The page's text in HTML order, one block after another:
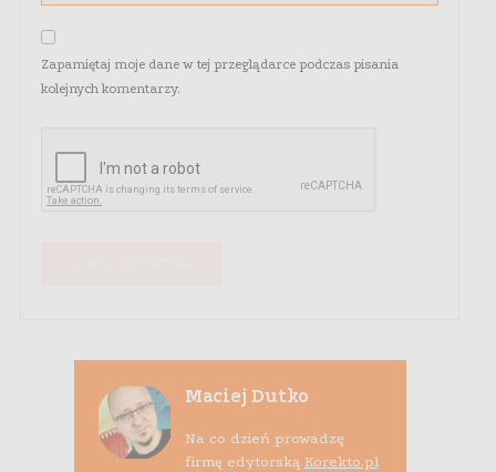
Zapamiętaj moje dane w tej przeglądarce podczas pisania
kolejnych komentarzy.
Maciej Dutko
Na co dzień prowadzę
firmę edytorską Korekto.pl